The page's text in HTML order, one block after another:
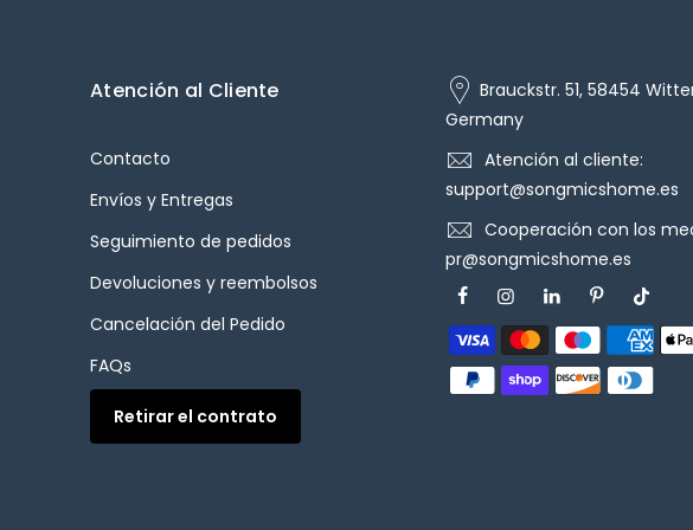
Atención al Cliente
Contacto
Envíos y Entregas
Seguimiento de pedidos
Devoluciones y reembolsos
Cancelación del Pedido
FAQs
Retirar el contrato
Brauckstr. 51, 58454
Germany
Atención al cliente:
support@songmicshome.es
Cooperación con los
pr@songmicshome.es